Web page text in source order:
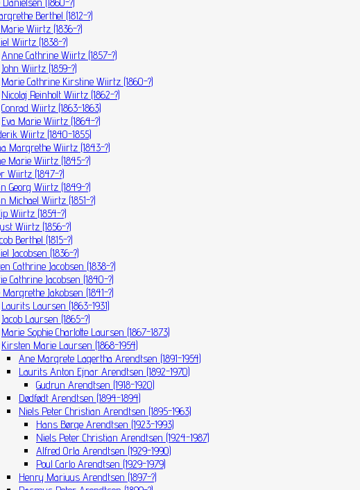
Berthel (1812-?)
Wiirtz (1836-?)
Wiirtz (1838-?)
Anne Cathrine Wiirtz (1857-?)
John Wiirtz (1859-?)
Marie Cathrine Kirstine Wiirtz (1860-?)
Nicolaj Reinholt Wiirtz (1862-?)
Conrad Wiirtz (1863-1863)
Eva Marie Wiirtz (1864-?)
Wiirtz (1840-1855)
Margrethe Wiirtz (1843-?)
Marie Wiirtz (1845-?)
Wiirtz (1847-?)
Georg Wiirtz (1849-?)
Michael Wiirtz (1851-?)
Wiirtz (1854-?)
Wiirtz (1856-?)
Berthel (1815-?)
Jacobsen (1836-?)
Cathrine Jacobsen (1838-?)
Cathrine Jacobsen (1840-?)
Jakobsen (1841-?)
Laurits Laursen (1863-1931)
Jacob Laursen (1865-?)
Marie Sophie Charlotte Laursen (1867-1873)
Kirsten Marie Laursen (1868-1954)
Ane Margrete Lagertha Arendtsen (1891-1954)
Laurits Anton Ejnar Arendtsen (1892-1970)
Gudrun Arendtsen (1918-1920)
Dødfødt Arendtsen (1894-1894)
Niels Peter Christian Arendtsen (1895-1963)
Hans Børge Arendtsen (1923-1993)
Niels Peter Christian Arendtsen (1924-1987)
Alfred Orla Arendtsen (1929-1990)
Poul Carlo Arendtsen (1929-1979)
Henry Mariuus Arendtsen (1897-?)